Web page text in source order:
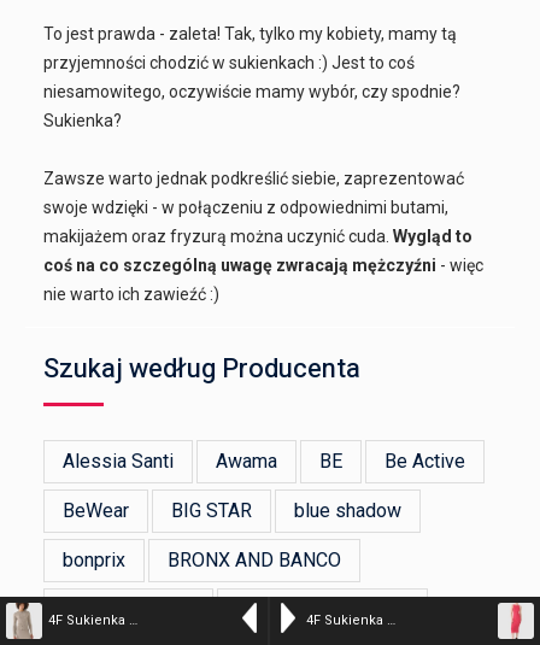
4F Sukienka midi z prążkowanej dzianiny damska – beżowa S 4F Sukienka z prążkowanej dzianiny damska – różowa XS
To jest prawda - zaleta! Tak, tylko my kobiety, mamy tą
przyjemności chodzić w sukienkach :) Jest to coś
niesamowitego, oczywiście mamy wybór, czy spodnie?
Sukienka?
Zawsze warto jednak podkreślić siebie, zaprezentować
swoje wdzięki - w połączeniu z odpowiednimi butami,
makijażem oraz fryzurą można uczynić cuda.Wygląd to
coś na co szczególną uwagę zwracają mężczyźni - więc
nie warto ich zawieźć :)
Szukaj według Producenta
Alessia Santi Awama BE Be Active
BeWear BIG STAR blue shadow
bonprix BRONX AND BANCO
ERMANNO FIRENZE